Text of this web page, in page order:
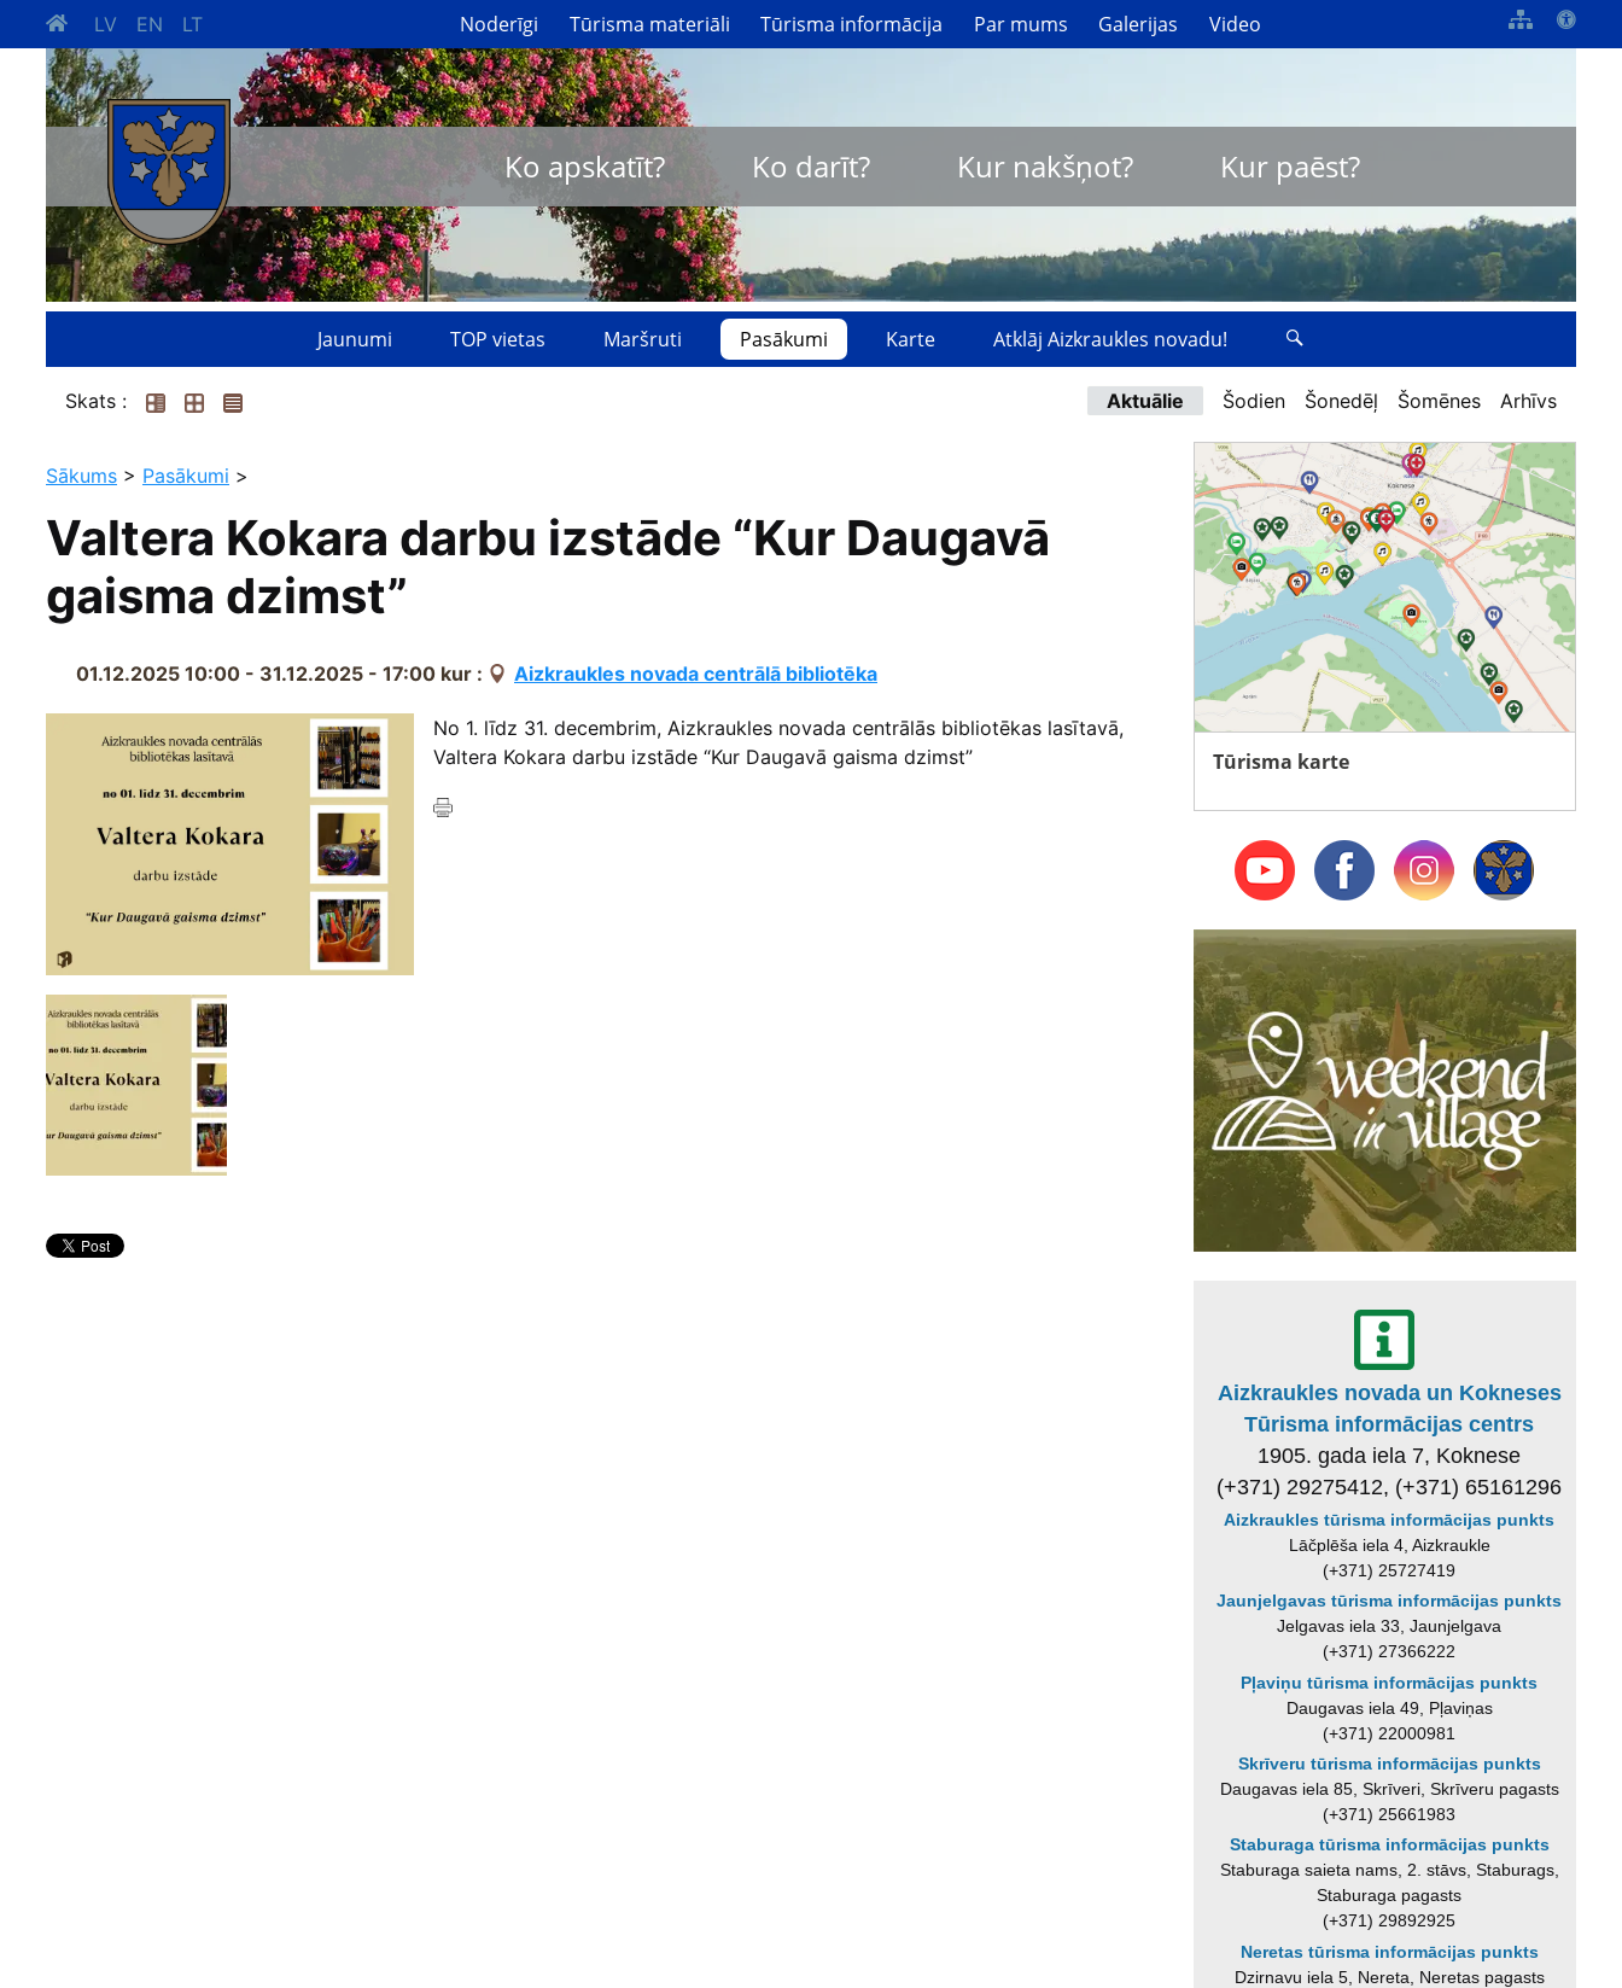
LV EN LT Noderīgi Tūrisma materiāli Tūrisma informācija Par mums Galerijas Video
Ko apskatīt? Ko darīt? Kur nakšņot? Kur paēst?
Jaunumi TOP vietas Maršruti Pasākumi Karte Atklāj Aizkraukles novadu!
Skats : Aktuālie Šodien Šonedēļ Šomēnes Arhīvs
Sākums > Pasākumi >
Valtera Kokara darbu izstāde “Kur Daugavā
gaisma dzimst”
01.12.2025 10:00 - 31.12.2025 - 17:00 kur : Aizkraukles novada centrālā bibliotēka
No 1. līdz 31. decembrim, Aizkraukles novada centrālās bibliotēkas lasītavā,
Valtera Kokara darbu izstāde “Kur Daugavā gaisma dzimst”
Tūrisma karte
Aizkraukles novada un Kokneses
Tūrisma informācijas centrs
1905. gada iela 7, Koknese
(+371) 29275412, (+371) 65161296
Aizkraukles tūrisma informācijas punkts
Lāčplēša iela 4, Aizkraukle
(+371) 25727419
Jaunjelgavas tūrisma informācijas punkts
Jelgavas iela 33, Jaunjelgava
(+371) 27366222
Pļaviņu tūrisma informācijas punkts
Daugavas iela 49, Pļaviņas
(+371) 22000981
Skrīveru tūrisma informācijas punkts
Daugavas iela 85, Skrīveri, Skrīveru pagasts
(+371) 25661983
Staburaga tūrisma informācijas punkts
Staburaga saieta nams, 2. stāvs, Staburags,
Staburaga pagasts
(+371) 29892925
Neretas tūrisma informācijas punkts
Dzirnavu iela 5, Nereta, Neretas pagasts